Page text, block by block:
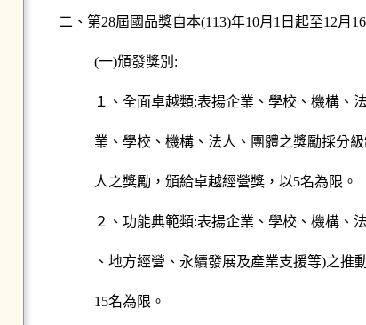
二、第28屆國品獎自本(113)年10月1日起至12月
(一)頒發獎別:
１、全面卓越類:表揚企業、學校、機構、
業、學校、機構、法人、團體之獎勵採分
人之獎勵，頒給卓越經營獎，以5名為限。
２、功能典範類:表揚企業、學校、機構、
、地方經營、永續發展及產業支援等)之推
15名為限。